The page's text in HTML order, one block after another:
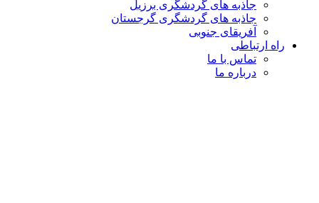
جاذبه های گردشگری برزیل
جاذبه های گردشگری گرجستان
آفریقای جنوبی
راه ارتباطی
تماس با ما
درباره ما